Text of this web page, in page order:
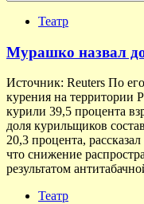
Театр
Мурашко назвал
Источник: Reuters По
курения на территории
курили 39,5 процента
доля курильщиков
20,3 процента,
что снижение
результатом
Театр